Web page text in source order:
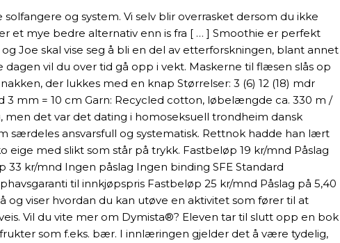
og system. Vi selv blir overrasket dersom du ikke
et mye bedre alternativ enn is fra [ … ] Smoothie er perfekt
Joe skal vise seg å bli en del av etterforskningen, blant annet
vil du over tid gå opp i vekt. Maskerne til flæsen slås op
der lukkes med en knap Størrelser: 3 (6) 12 (18) mdr
3 mm = 10 cm Garn: Recycled cotton, løbelængde ca. 330 m /
men det var det dating i homoseksuell trondheim dansk
særdeles ansvarsfull og systematisk. Rettnok hadde han lært
med slikt som står på trykk. Fastbeløp 19 kr/mnd Påslag
kr/mnd Ingen påslag Ingen binding SFE Standard
til innkjøpspris Fastbeløp 25 kr/mnd Påslag på 5,40
viser hvordan du kan utøve en aktivitet som fører til at
Vil du vite mer om Dymista®? Eleven tar til slutt opp en bok
som f.eks. bær. I innlæringen gjelder det å være tydelig,